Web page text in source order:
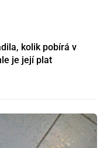
kolik pobírá v
je její plat